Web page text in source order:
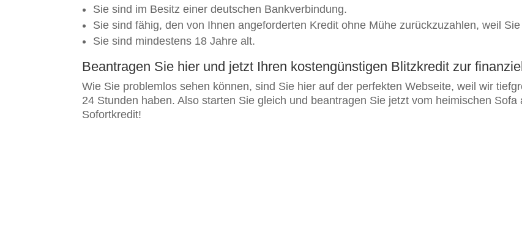
Sie sind im Besitz einer deutschen Bankverbindung.
Sie sind fähig, den von Ihnen angeforderten Kredit ohne Mühe zurückzuzahlen, weil
Sie sind mindestens 18 Jahre alt.
Beantragen Sie hier und jetzt Ihren kostengünstigen Blitzkredit zur
Wie Sie problemlos sehen können, sind Sie hier auf der perfekten Webseite, weil wir
24 Stunden haben. Also starten Sie gleich und beantragen Sie jetzt vom heimischen
Sofortkredit!